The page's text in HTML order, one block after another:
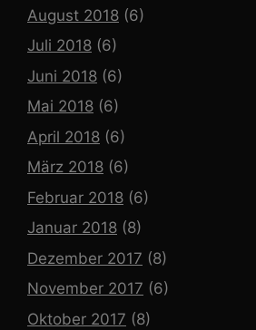
August 2018 (6)
Juli 2018 (6)
Juni 2018 (6)
Mai 2018 (6)
April 2018 (6)
März 2018 (6)
Februar 2018 (6)
Januar 2018 (8)
Dezember 2017 (8)
November 2017 (6)
Oktober 2017 (8)